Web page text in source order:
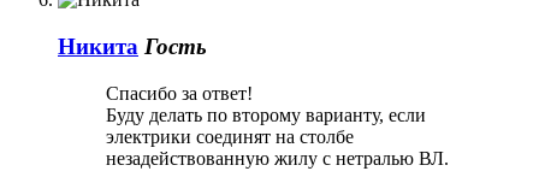
Никита Гость
Спасибо за ответ!
Буду делать по второму варианту, если
электрики соединят на столбе
незадействованную жилу с нетралью ВЛ.